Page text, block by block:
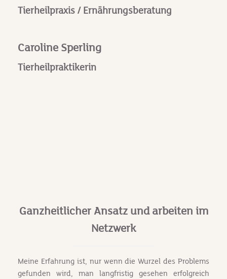
Tierheilpraxis / Ernährungsberatung
Caroline Sperling
Tierheilpraktikerin
Ganzheitlicher Ansatz und arbeiten im
Netzwerk
Meine Erfahrung ist, nur wenn die Wurzel des Problems
gefunden wird, man langfristig gesehen erfolgreich